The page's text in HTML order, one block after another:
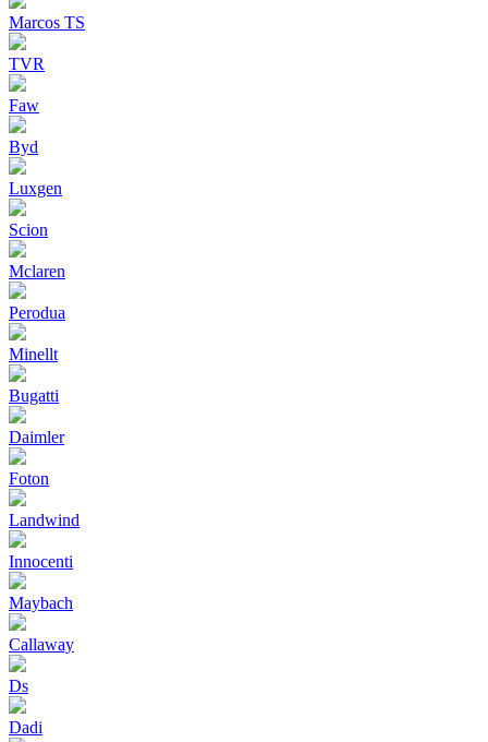
Marcos TS
TVR
Faw
Byd
Luxgen
Scion
Mclaren
Perodua
Minellt
Bugatti
Daimler
Foton
Landwind
Innocenti
Maybach
Callaway
Ds
Dadi